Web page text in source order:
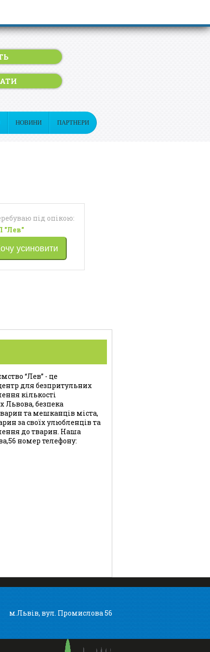
НОВИНИ ПАРТНЕРИ
під опікою:
"Лев"
усиновити
“Лев” - це
для безпритульних
кількості
Львова, безпека
та мешканців міста,
за своїх улюбленців та
до тварин. Наша
номер телефону:
м.Львів, вул. Промислова 56